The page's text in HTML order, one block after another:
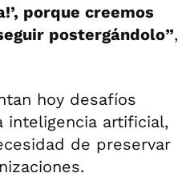
porque creemos
postergándolo”,
hoy desafíos
inteligencia artificial,
de preservar